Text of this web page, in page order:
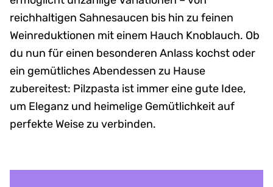
reichhaltigen Sahnesaucen bis hin zu feinen
Weinreduktionen mit einem Hauch Knoblauch. Ob
du nun für einen besonderen Anlass kochst oder
ein gemütliches Abendessen zu Hause
zubereitest: Pilzpasta ist immer eine gute Idee,
um Eleganz und heimelige Gemütlichkeit auf
perfekte Weise zu verbinden.